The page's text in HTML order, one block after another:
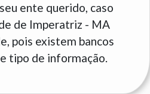
ente querido, caso
de Imperatriz - MA
pois existem bancos
tipo de informação.